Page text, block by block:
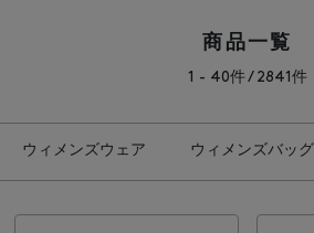
商品一覧
1 - 40件 / 2841件
ウィメンズウェア ウィメンズバッグ